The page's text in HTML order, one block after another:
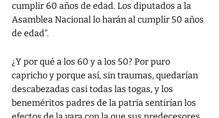
cumplir 60 años de edad. Los diputados a la
Asamblea Nacional lo harán al cumplir 50 años
de edad”.
¿Y por qué a los 60 y a los 50? Por puro
capricho y porque así, sin traumas, quedarían
descabezadas casi todas las togas, y los
beneméritos padres de la patria sentirían los